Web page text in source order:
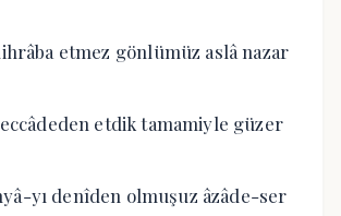
etmez gönlümüz aslâ nazar
etdik tamamiyle güzer
yı denîden olmuşuz âzâde-ser